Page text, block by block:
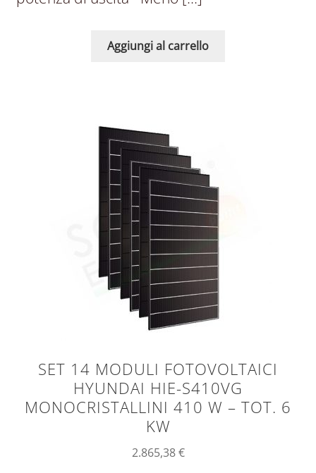
Aggiungi al carrello
SET 14 MODULI FOTOVOLTAICI
HYUNDAI HIE-S410VG
MONOCRISTALLINI 410 W – TOT. 6
KW
2.865,38€